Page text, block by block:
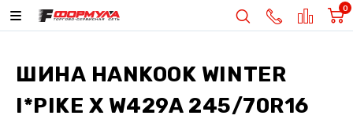
0
ШИНА HANKOOK WINTER
I*PIKE X W429A 245/70R16